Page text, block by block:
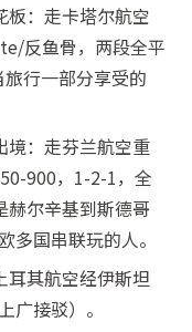
板：走卡塔尔航空
反鱼骨，两段全平
行一部分享受的
境：走芬兰航空重
900，1-2-1，全
赫尔辛基到斯德哥
多国串联玩的人。
耳其航空经伊斯坦
广接驳）。